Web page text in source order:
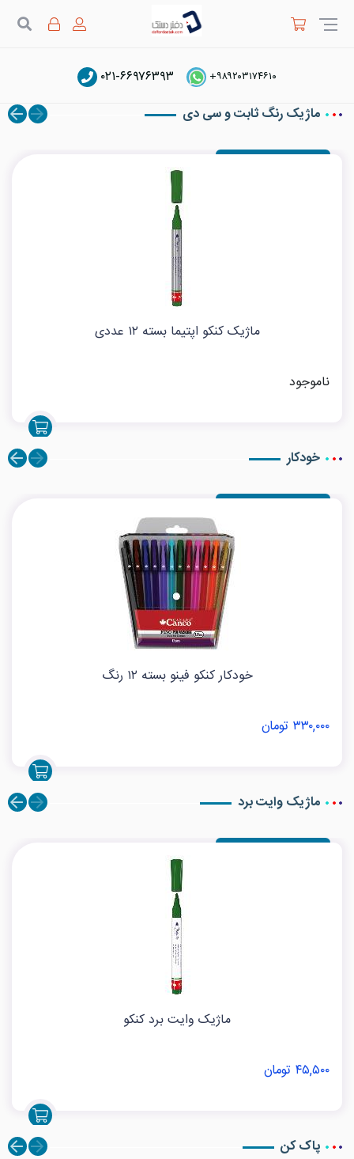
+۹۸۹۲۰۳۱۷۴۶۱۰ ۰۲۱-۶۶۹۷۶۳۹۳ کنکو Canco
ماژیک رنگ ثابت و سی دی
ماژیک کنکو اپتیما بسته ۱۲ عددی
ناموجود
خودکار
خودکار کنکو فینو بسته ۱۲ رنگ
۳۳۰,۰۰۰ تومان
ماژیک وایت برد
ماژیک وایت برد کنکو
۴۵,۵۰۰ تومان
پاک کن